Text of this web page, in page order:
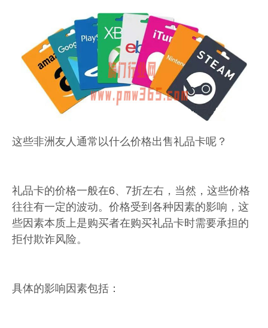
这些非洲友人通常以什么价格出售礼品卡呢？
礼品卡的价格一般在6、7折左右，当然，这些价格
往往有一定的波动。价格受到各种因素的影响，这
些因素本质上是购买者在购买礼品卡时需要承担的
拒付欺诈风险。
具体的影响因素包括：